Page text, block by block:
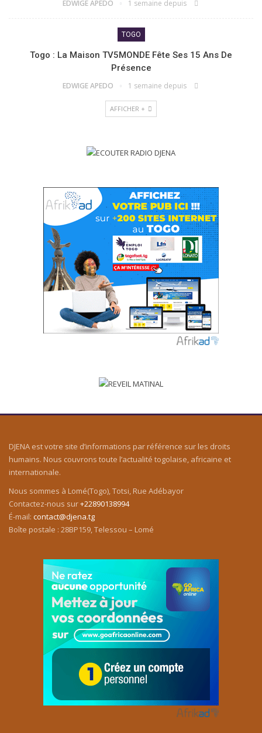
EDWIGE APEDO 1 semaine depuis
TOGO
Togo : La Maison TV5MONDE Fête Ses 15 Ans De
Présence
EDWIGE APEDO 1 semaine depuis
AFFICHER +
DJENA est votre site d’informations par référence sur les droits
humains. Nous couvrons toute l’actualité togolaise, africaine et
internationale.
Nous sommes à Lomé(Togo), Totsi, Rue Adébayor
Contactez-nous sur+22890138994
É-mail: contact@djena.tg
Boîte postale : 28BP159, Telessou – Lomé